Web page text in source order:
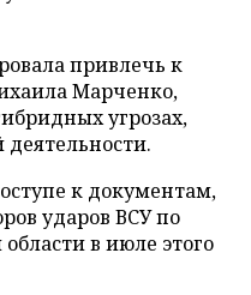
привлечь к
Марченко,
угрозах,
к документам,
ударов ВСУ по
в июле этого